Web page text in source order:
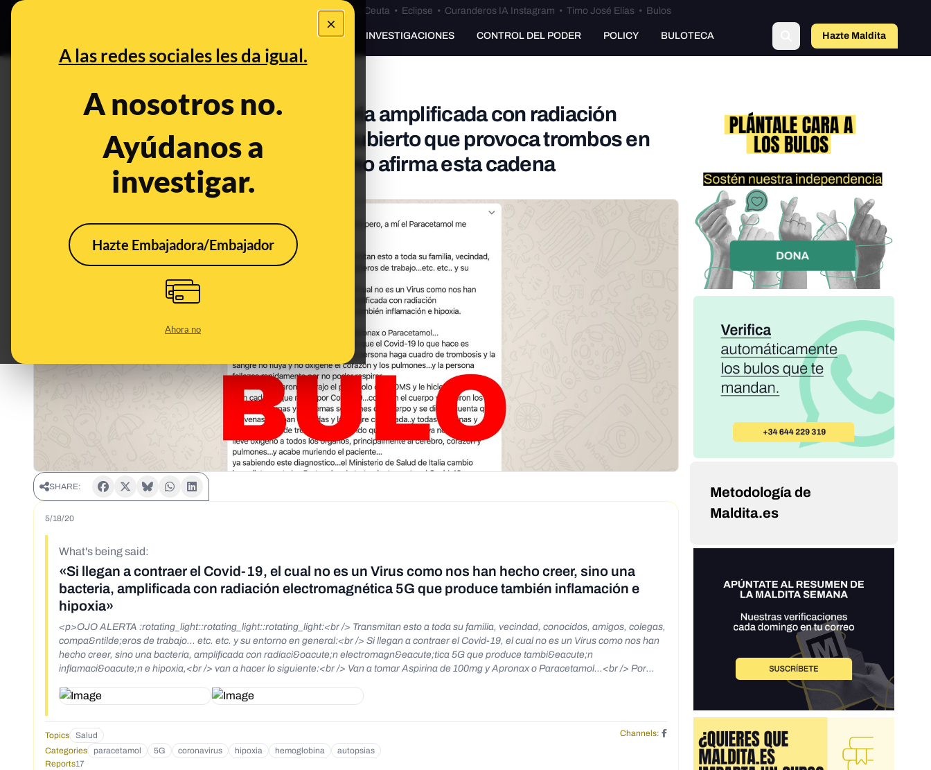
×
A las redes sociales les da igual.
A nosotros no.
Ayúdanos a
investigar.
Hazte Embajadora/Embajador
Ahora no
Especial Ceuta•Bulos Ceuta • Eclipse • Curanderos IA Instagram • Timo José Elías • Bulos
PREBUNKING INVESTIGACIONES CONTROL DEL PODER POLICY BULOTECA Hazte Maldito
No, el coronavirus no es una bacteria amplificada con radiación
electromagnética 5G ni se ha descubierto que provoca trombos en
una autopsia realizada en Italia como afirma esta cadena
Jun 5, 2020, 5:00:00 PM
SHARE:
5/18/20
What's being said:
«Si llegan a contraer el Covid-19, el cual no es un Virus como nos han hecho creer, sino una
bacteria, amplificada con radiación electromagnética 5G que produce también inflamación e
hipoxia»
<p>OJO ALERTA :rotating_light::rotating_light::rotating_light:<br /> Transmitan esto a toda su familia, vecindad, conocidos, amigos, colegas,
compa&ntilde;eros de trabajo... etc. etc. y su entorno en general:<br /> Si llegan a contraer el Covid-19, el cual no es un Virus como nos han
hecho creer, sino una bacteria, amplificada con radiaci&oacute;n electromagn&eacute;tica 5G que produce tambi&eacute;n
inflamaci&oacute;n e hipoxia,<br /> van a hacer lo siguiente:<br /> Van a tomar Aspirina de 100mg y Apronax o Paracetamol...<br /> Por
trombosis y la sangre no fluya y no oxigene el coraz&oacute;n y los pulmones y la persona fallezca r&aacute;pidamente por no poder
19, cortaron el cuerpo y abrieron los brazos y piernas y las dem&aacute;s secciones del cuerpo y se dieron cuenta que las venas estaban
dilatadas y la sangre coagulada y todas las venas y arterias llen</p>
Topics Salud
Channels:
Categories
paracetamol 5G coronavirus hipoxia hemoglobina
autopsias
Reports17
Metodología de
Maldita.es